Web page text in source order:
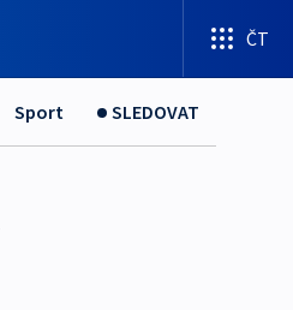
ČT
Sport SLEDOVAT